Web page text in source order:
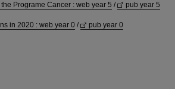
Programe Cancer : web year 5 / pub year 5
in 2020 : web year 0 / pub year 0